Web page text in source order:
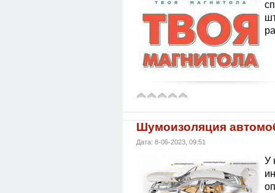
Шумоизоляция
Дата: 8-06-2023, 09:51
У